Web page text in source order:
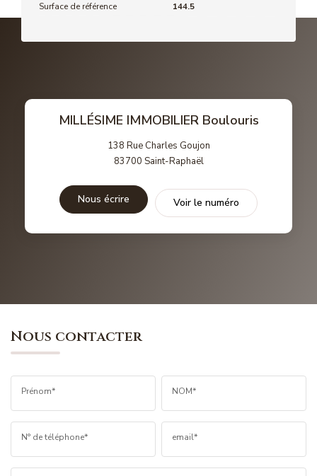
Surface de référence 144.5
MILLÉSIME IMMOBILIER Boulouris
138 Rue Charles Goujon
83700 Saint-Raphaël
Nous écrire Voir le numéro
Nous contacter
Prénom* NOM*
N° de téléphone* email*